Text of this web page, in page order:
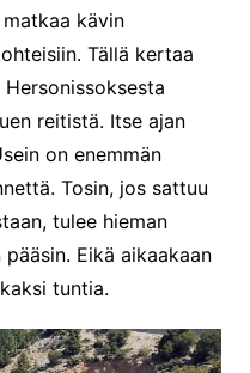
kävin
Tällä kertaa
reitistä. Itse ajan
on enemmän
Tosin, jos sattuu
tulee hieman
Eikä aikaakaan
tuntia.